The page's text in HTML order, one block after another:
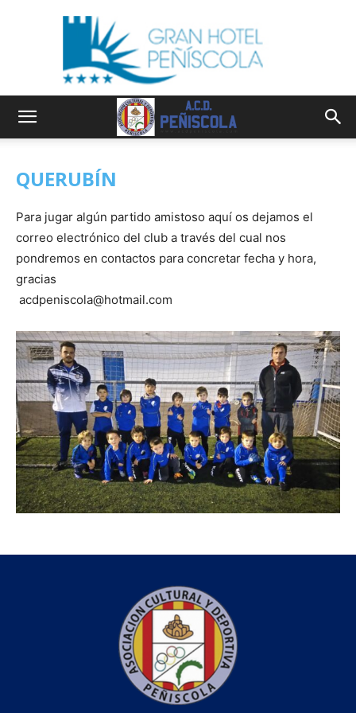
QUERUBÍN
Para jugar algún partido amistoso aquí os dejamos el
correo electrónico del club a través del cual nos
pondremos en contactos para concretar fecha y hora,
gracias
acdpeniscola@hotmail.com